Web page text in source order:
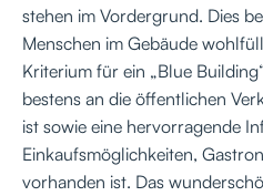
stehen im Vordergrund. Dies
Menschen im Gebäude
Kriterium für ein „Blue
bestens an die öffentlichen
ist sowie eine hervorragende
Einkaufsmöglichkeiten,
vorhanden ist. Das